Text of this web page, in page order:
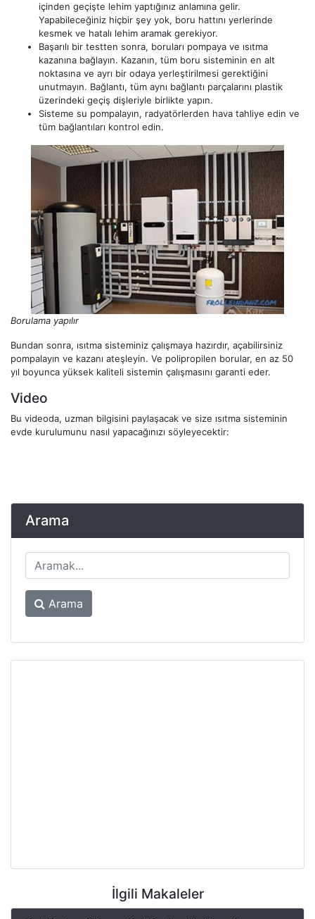
içinden geçişte lehim yaptığınız anlamına gelir.
Yapabileceğiniz hiçbir şey yok, boru hattını yerlerinde
kesmek ve hatalı lehim aramak gerekiyor.
Başarılı bir testten sonra, boruları pompaya ve ısıtma
kazanına bağlayın. Kazanın, tüm boru sisteminin en alt
noktasına ve ayrı bir odaya yerleştirilmesi gerektiğini
unutmayın. Bağlantı, tüm aynı bağlantı parçalarını plastik
üzerindeki geçiş dişleriyle birlikte yapın.
Sisteme su pompalayın, radyatörlerden hava tahliye edin ve
tüm bağlantıları kontrol edin.
Borulama yapılır
Bundan sonra, ısıtma sisteminiz çalışmaya hazırdır, açabilirsiniz
pompalayın ve kazanı ateşleyin. Ve polipropilen borular, en az 50
yıl boyunca yüksek kaliteli sistemin çalışmasını garanti eder.
Video
Bu videoda, uzman bilgisini paylaşacak ve size ısıtma sisteminin
evde kurulumunu nasıl yapacağınızı söyleyecektir:
Arama
Arama
İlgili Makaleler